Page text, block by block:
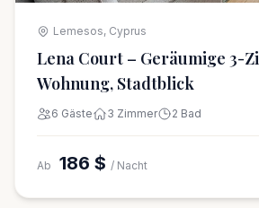
Lemesos, Cyprus
Lena Court – Geräumige 3-
Wohnung, Stadtblick
6 Gäste 3 Zimmer 2 Bad
Ab 186 $ / Nacht